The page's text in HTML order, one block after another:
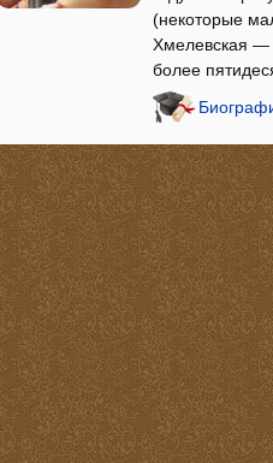
(некоторые
Хмелевская —
более